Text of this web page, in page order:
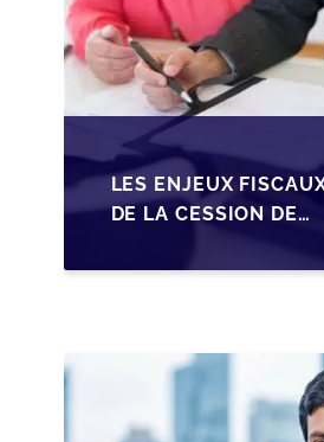
LES ENJEUX
DE LA CESSION DE
LES DIRIGEANTS DE